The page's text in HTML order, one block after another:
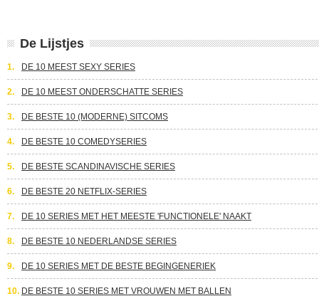
De Lijstjes
1. DE 10 MEEST SEXY SERIES
2. DE 10 MEEST ONDERSCHATTE SERIES
3. DE BESTE 10 (MODERNE) SITCOMS
4. DE BESTE 10 COMEDYSERIES
5. DE BESTE SCANDINAVISCHE SERIES
6. DE BESTE 20 NETFLIX-SERIES
7. DE 10 SERIES MET HET MEESTE 'FUNCTIONELE' NAAKT
8. DE BESTE 10 NEDERLANDSE SERIES
9. DE 10 SERIES MET DE BESTE BEGINGENERIEK
10. DE BESTE 10 SERIES MET VROUWEN MET BALLEN